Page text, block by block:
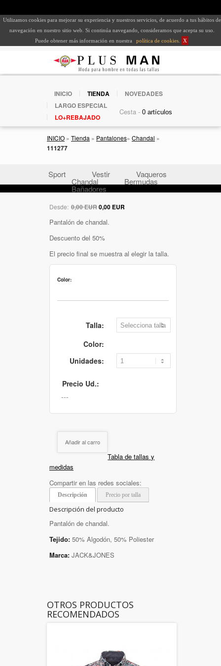
Utilizamos cookies para mejorar su experiencia y nuestros servicios, de acuerdo a tus hábitos de
navegación en nuestro sitio web. Si continúa navegando, consideramos que acepta su uso.
Puede obtener más información en nuestra
política de cookies X
INICIO TIENDA
NOVEDADES
LARGO ESPECIAL
LO+REBAJADO
Cesta -
INICIO » Tienda » Pantalones» Chandal »
111277
Sport Vestir Vaqueros
Chandal Bermudas
Bañadores
Desde: 0,00 EUR0,00 EUR
Pantalón de chandal.
Descuento del 50%
El precio final se muestra al elegir la talla.
Color:
Talla:
Color:
Unidades:
Precio Ud.:
Añadir al carro
Tabla de tallas y
medidas
Compartir en las redes sociales:
Descripción Precio por talla
Descripción del producto
Pantalón de chandal.
Tejido: 50% Algodón, 50% Poliester
Marca: JACK&JONES
OTROS PRODUCTOS
RECOMENDADOS